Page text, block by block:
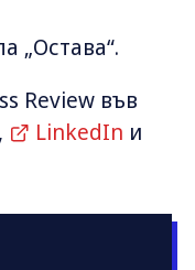
„Остава“.
Review във
, LinkedIn и